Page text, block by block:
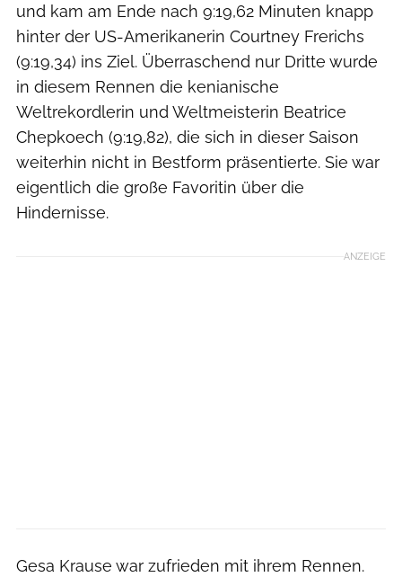
und kam am Ende nach 9:19,62 Minuten knapp
hinter der US-Amerikanerin Courtney Frerichs
(9:19,34) ins Ziel. Überraschend nur Dritte wurde
in diesem Rennen die kenianische
Weltrekordlerin und Weltmeisterin Beatrice
Chepkoech (9:19,82), die sich in dieser Saison
weiterhin nicht in Bestform präsentierte. Sie war
eigentlich die große Favoritin über die
Hindernisse.
ANZEIGE
Gesa Krause war zufrieden mit ihrem Rennen.